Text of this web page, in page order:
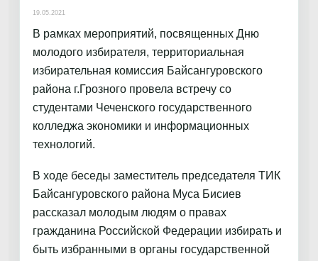
19.05.2021
В рамках мероприятий, посвященных Дню
молодого избирателя, территориальная
избирательная комиссия Байсангуровского
района г.Грозного провела встречу со
студентами Чеченского государственного
колледжа экономики и информационных
технологий.
В ходе беседы заместитель председателя ТИК
Байсангуровского района Муса Бисиев
рассказал молодым людям о правах
гражданина Российской Федерации избирать и
быть избранными в органы государственной